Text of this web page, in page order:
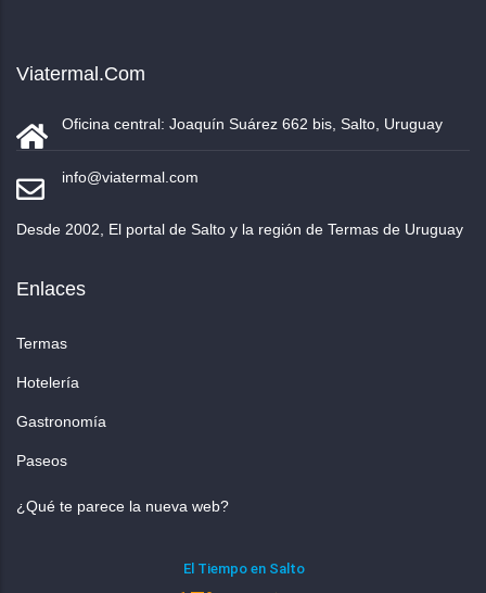
Viatermal.com
Oficina central: Joaquín Suárez 662 bis, Salto, Uruguay
info@viatermal.com
Desde 2002, El portal de Salto y la región de Termas de Uruguay
Enlaces
Termas
Hotelería
Gastronomía
Paseos
¿Qué te parece la nueva web?